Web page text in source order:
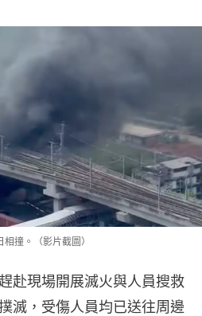
撞。（影片截圖）
赴現場開展滅火與人員搜救
滅，受傷人員均已送往周邊